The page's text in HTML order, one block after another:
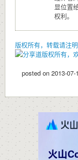
显位置
权利。
版权所有，转载请注
版权所有，
posted on 2013-07-